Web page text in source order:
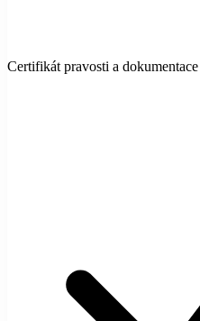
Certifikát pravosti a dokumentace